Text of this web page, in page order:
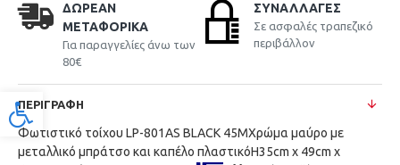
Προσβασιμότητα
ΔΩΡΕΆΝ
ΜΕΤΑΦΟΡΙΚΆ
Για παραγγελίες άνω των
80€
ΣΥΝΑΛΛΑΓΈΣ
Σε ασφαλές τραπεζικό
περιβάλλον
ΠΕΡΙΓΡΑΦΉ
Φωτιστικό τοίχου LP-801AS BLACK 45MΧρώμα μαύρο με
μεταλλικό μπράτσο και καπέλο πλαστικόΗ35cm x 49cm x